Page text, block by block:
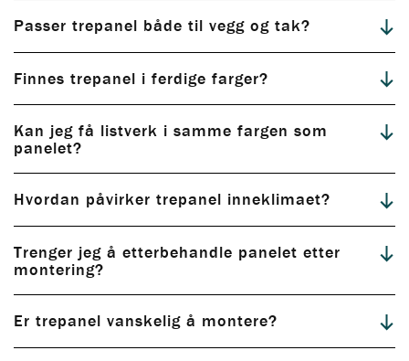
Utforsk alle våre ferdigbehandlede trepaneler
Passer trepanel både til vegg og tak?
Finnes trepanel i ferdige farger?
Kan jeg få listverk i samme fargen som
panelet?
Hvordan påvirker trepanel inneklimaet?
Trenger jeg å etterbehandle panelet etter
montering?
Er trepanel vanskelig å montere?